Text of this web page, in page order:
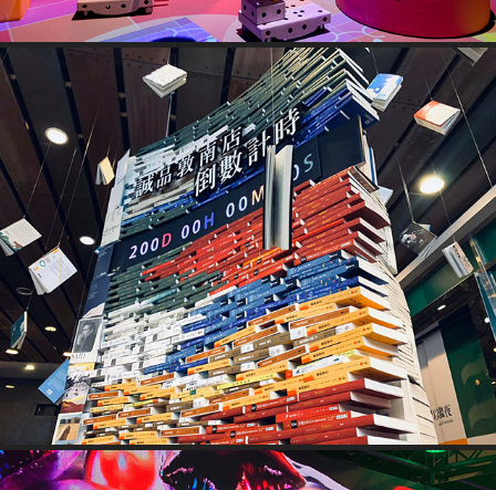
誠品敦南倒數裝置：時光之冊